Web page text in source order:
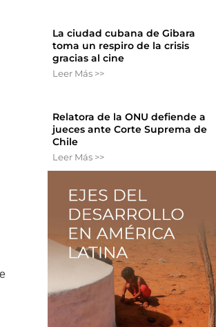
La ciudad cubana de Gibara
toma un respiro de la crisis
gracias al cine
Leer Más >>
Relatora de la ONU defiende a
jueces ante Corte Suprema de
Chile
Leer Más >>